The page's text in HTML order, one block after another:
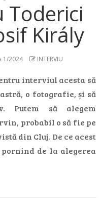
Toderici
Király
1/2024 INTERVIU
interviul acesta să
o fotografie, și să
Putem să alegem
probabil o să fie pe
din Cluj. De ce acest
de la alegerea